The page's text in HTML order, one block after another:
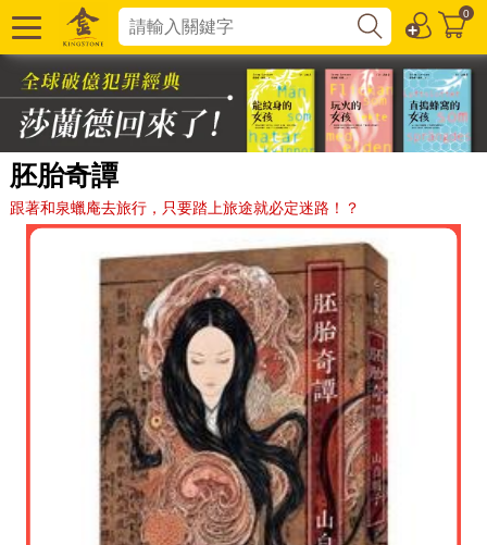
0
胚胎奇譚
跟著和泉蠟庵去旅行，只要踏上旅途就必定迷路！？